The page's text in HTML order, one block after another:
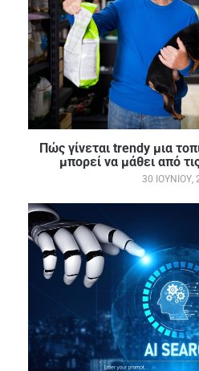
Πώς γίνεται trendy μια
μπορεί να μάθει από
30 ΙΟΥΝΊΟΥ,